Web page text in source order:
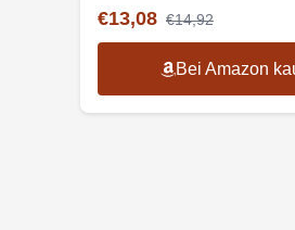
€13,08 €14,92
Bei Amazon